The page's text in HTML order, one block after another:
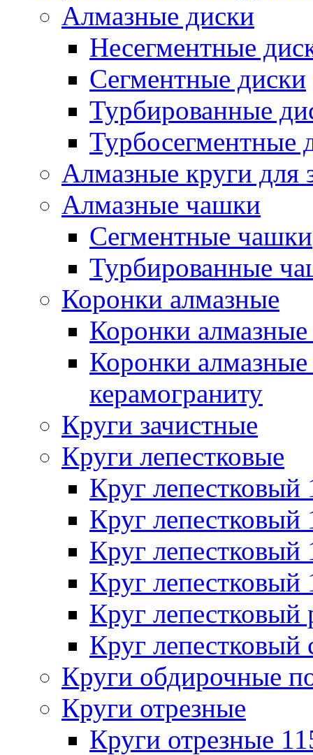
Алмазные диски
Несегментные
Сегментные диски
Турбированные
Турбосегментные
Алмазные круги для
Алмазные чашки
Сегментные чашки
Турбированные
Коронки алмазные
Коронки
Коронки
керамограниту
Круги зачистные
Круги лепестковые
Круг
Круг
Круг
Круг
Круг лепестковый
Круг лепестковый
Круги обдирочные
Круги отрезные
Круги отрезные